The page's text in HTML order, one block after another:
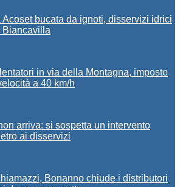
Acoset bucata da ignoti, disservizi idrici
Biancavilla
in via della Montagna, imposto
a 40 km/h
arriva: si sospetta un intervento
ai disservizi
Bonanno chiude i distributori